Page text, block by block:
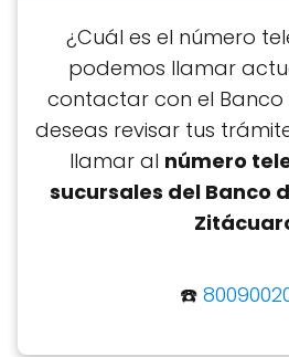
¿Cuál es el número
podemos llamar
contactar con el Banco
deseas revisar tus
llamar al número
sucursales del Banco
☎️